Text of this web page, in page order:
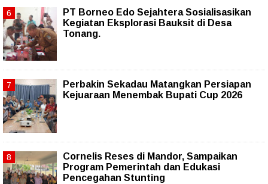
PT Borneo Edo Sejahtera Sosialisasikan
Kegiatan Eksplorasi Bauksit di Desa
Tonang.
Perbakin Sekadau Matangkan Persiapan
Kejuaraan Menembak Bupati Cup 2026
Cornelis Reses di Mandor, Sampaikan
Program Pemerintah dan Edukasi
Pencegahan Stunting